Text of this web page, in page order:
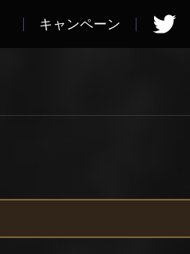
キャンペーン